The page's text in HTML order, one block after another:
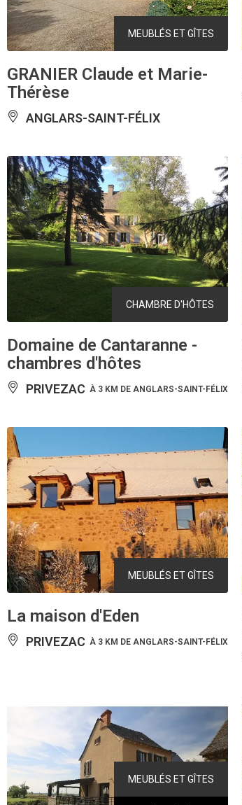
MEUBLÉS ET GÎTES
GRANIER Claude et Marie-
Thérèse
ANGLARS-SAINT-FÉLIX
CHAMBRE D'HÔTES
Domaine de Cantaranne -
chambres d'hôtes
PRIVEZAC À 3 KM DE ANGLARS-SAINT-FÉLIX
MEUBLÉS ET GÎTES
La maison d'Eden
PRIVEZAC À 3 KM DE ANGLARS-SAINT-FÉLIX
MEUBLÉS ET GÎTES